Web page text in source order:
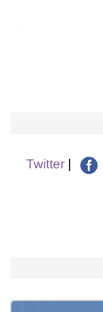
Twitter